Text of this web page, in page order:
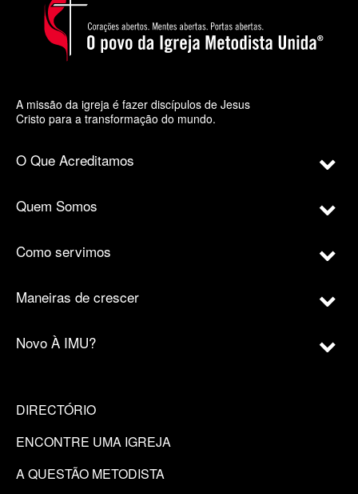
A missão da igreja é fazer discípulos de Jesus
Cristo para a transformação do mundo.
O Que Acreditamos
Quem Somos
Como servimos
Maneiras de crescer
Novo À IMU?
DIRECTÓRIO
ENCONTRE UMA IGREJA
A QUESTÃO METODISTA